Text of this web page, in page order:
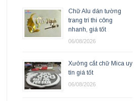
Chữ Alu dán tường
trang trí thi công
nhanh, giá tốt
06/08/2026
Xưởng cắt chữ Mica uy
tín giá tốt
06/08/2026